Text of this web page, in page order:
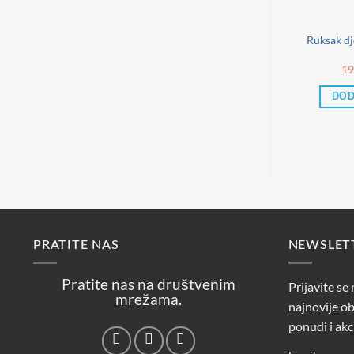
Ruksak
PRATITE NAS
Pratite nas na društvenim
mrežama.
Prijavite se
najnovije
ponudi i